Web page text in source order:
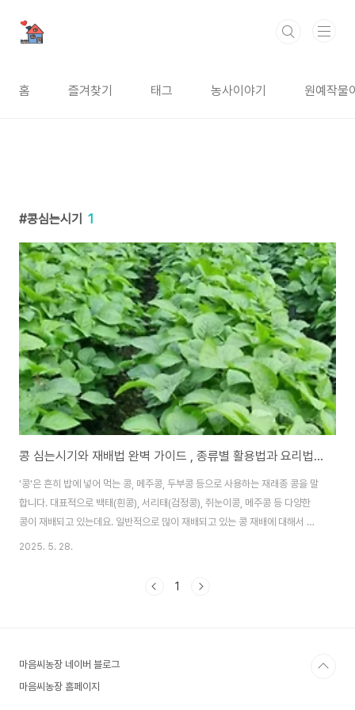
홈 즐겨찾기 태그 농사이야기 원예작물
콩심는시기 1
콩 심는시기와 재배법 완벽 가이드 , 종류별 활용법과 요리법까지
'콩'은 흔히 밥에 넣어 먹는 콩, 메주콩, 두부콩 등으로 사용하는 재래종 콩을 말
합니다. 대표적으로 백태(흰콩), 서리태(검정콩), 쥐눈이콩, 메주콩 등 다양한
콩이 재배되고 있는데요. 일반적으로 많이 재배되고 있는 콩 재배에 대해서 알
아보도록 하겠습니다. 목차일반콩 심는시기일반콩 품종과 종류재배법과 관리
시기최적 파종시기콩의 파종시기는 5월 초순부터 6월 중순까지가 가장 적합
2025. 5. 28.
1
마음씨농장 네이버 블로그
마음씨농장 홈페이지